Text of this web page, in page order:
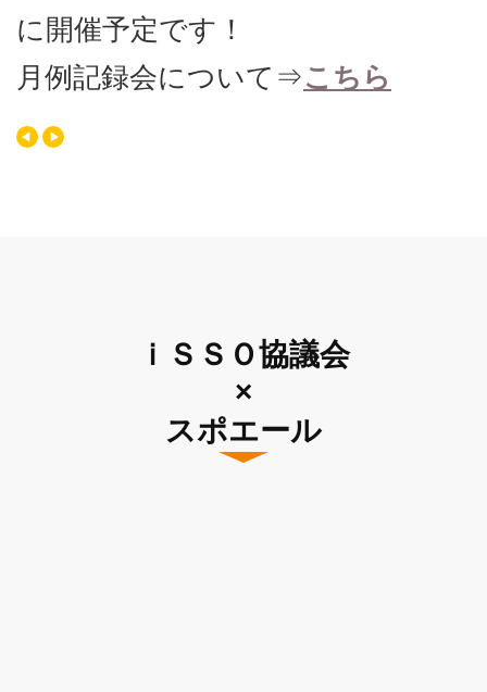
に開催予定です！
月例記録会について⇒こちら
ｉＳＳＯ協議会
×
スポエール